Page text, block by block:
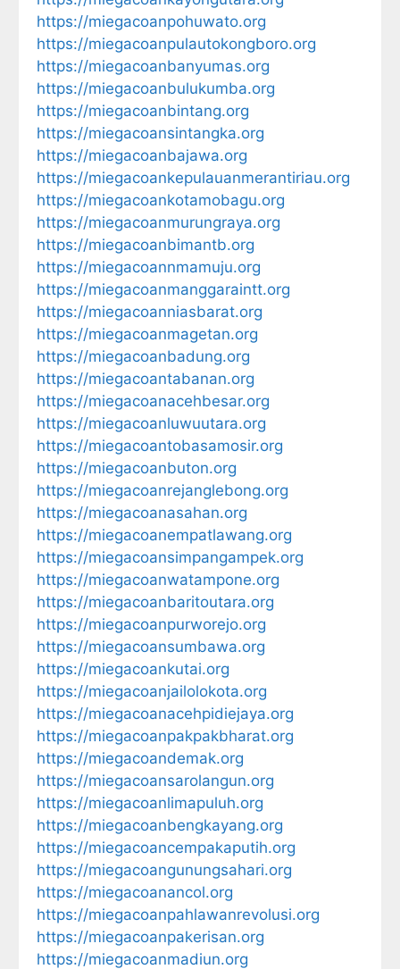
https://miegacoanpohuwato.org
https://miegacoanpulautokongboro.org
https://miegacoanbanyumas.org
https://miegacoanbulukumba.org
https://miegacoanbintang.org
https://miegacoansintangka.org
https://miegacoanbajawa.org
https://miegacoankepulauanmerantiriau.org
https://miegacoankotamobagu.org
https://miegacoanmurungraya.org
https://miegacoanbimantb.org
https://miegacoannmamuju.org
https://miegacoanmanggaraintt.org
https://miegacoanniasbarat.org
https://miegacoanmagetan.org
https://miegacoanbadung.org
https://miegacoantabanan.org
https://miegacoanacehbesar.org
https://miegacoanluwuutara.org
https://miegacoantobasamosir.org
https://miegacoanbuton.org
https://miegacoanrejanglebong.org
https://miegacoanasahan.org
https://miegacoanempatlawang.org
https://miegacoansimpangampek.org
https://miegacoanwatampone.org
https://miegacoanbaritoutara.org
https://miegacoanpurworejo.org
https://miegacoansumbawa.org
https://miegacoankutai.org
https://miegacoanjailolokota.org
https://miegacoanacehpidiejaya.org
https://miegacoanpakpakbharat.org
https://miegacoandemak.org
https://miegacoansarolangun.org
https://miegacoanlimapuluh.org
https://miegacoanbengkayang.org
https://miegacoancempakaputih.org
https://miegacoangunungsahari.org
https://miegacoanancol.org
https://miegacoanpahlawanrevolusi.org
https://miegacoanpakerisan.org
https://miegacoanmadiun.org